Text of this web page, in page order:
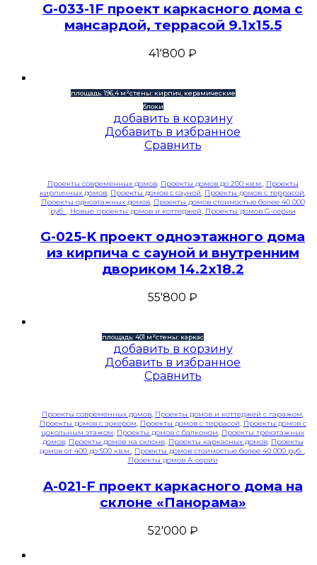
G-033-1F проект каркасного дома с
мансардой, террасой 9.1х15.5
41'800 ₽
площадь: 196,4 м²стены: кирпич, керамические
блоки
добавить в корзину
Добавить в избранное
Сравнить
Проекты современных домов, Проекты домов до 200 кв.м., Проекты
кирпичных домов, Проекты домов с сауной, Проекты домов с террасой,
Проекты одноэтажных домов, Проекты домов стоимостью более 40 000
руб. , Новые проекты домов и коттеджей, Проекты домов G-серии
G-025-K проект одноэтажного дома
из кирпича с сауной и внутренним
двориком 14.2х18.2
55'800 ₽
площадь: 401 м²стены: каркас
добавить в корзину
Добавить в избранное
Сравнить
Проекты современных домов, Проекты домов и коттеджей с гаражом,
Проекты домов с эркером, Проекты домов с террасой, Проекты домов с
цокольным этажом, Проекты домов с балконом, Проекты трёхэтажных
домов, Проекты домов на склоне, Проекты каркасных домов, Проекты
домов от 400 до 500 кв.м., Проекты домов стоимостью более 40 000 руб. ,
Проекты домов A-серии
A-021-F проект каркасного дома на
склоне «Панорама»
52'000 ₽